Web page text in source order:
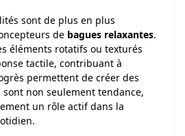
sont de plus en plus
de bagues relaxantes.
éléments rotatifs ou texturés
tactile, contribuant à
permettent de créer des
non seulement tendance,
un rôle actif dans la